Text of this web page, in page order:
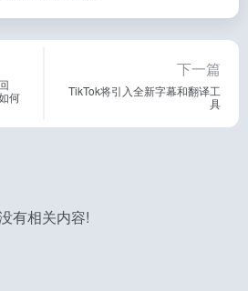
何
下一篇
TikTok将引入全新字幕和翻译工
具
有相关内容!